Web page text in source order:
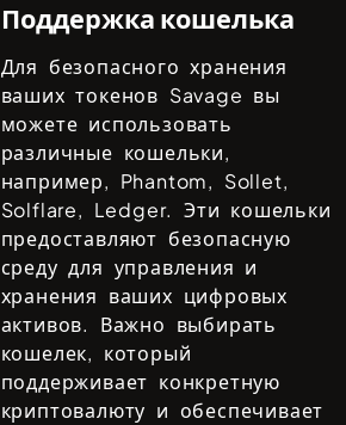
Поддержка кошелька
Для безопасного хранения
ваших токенов Savage вы
можете использовать
различные кошельки,
например, Phantom, Sollet,
Solflare, Ledger. Эти кошельки
предоставляют безопасную
среду для управления и
хранения ваших цифровых
активов. Важно выбирать
кошелек, который
поддерживает конкретную
криптовалюту и обеспечивает